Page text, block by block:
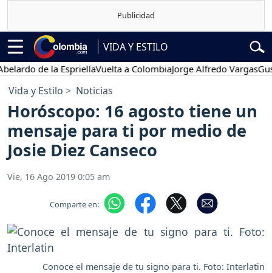
VIDA Y ESTILO
de la EspriellaVuelta a ColombiaJorge Alfredo Vargas
Vida y Estilo Noticias
Horóscopo: 16 agosto tiene un
mensaje para ti por medio de
Josie Diez Canseco
Vie, 16 Ago 2019 0:05 am
Comparte en:
Conoce el mensaje de tu signo para ti. Foto: Interlatin